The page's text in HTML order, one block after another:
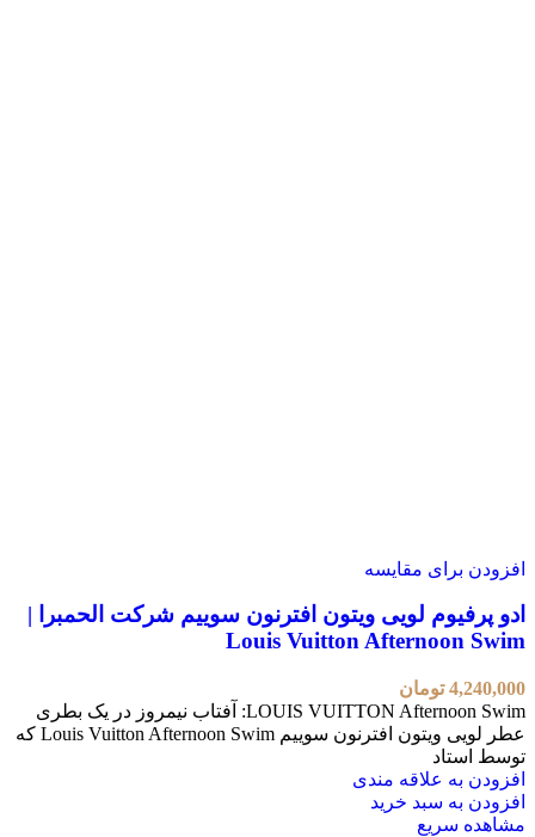
افزودن برای مقایسه
ادو پرفیوم لویی ویتون افترنون سوییم شرکت الحمبرا |
Louis Vuitton Afternoon Swim
4,240,000 تومان
LOUIS VUITTON Afternoon Swim: آفتاب نیمروز در یک بطری
عطر لویی ویتون افترنون سوییم Louis Vuitton Afternoon Swim که
توسط استاد
افزودن به علاقه مندی
افزودن به سبد خرید
مشاهده سریع